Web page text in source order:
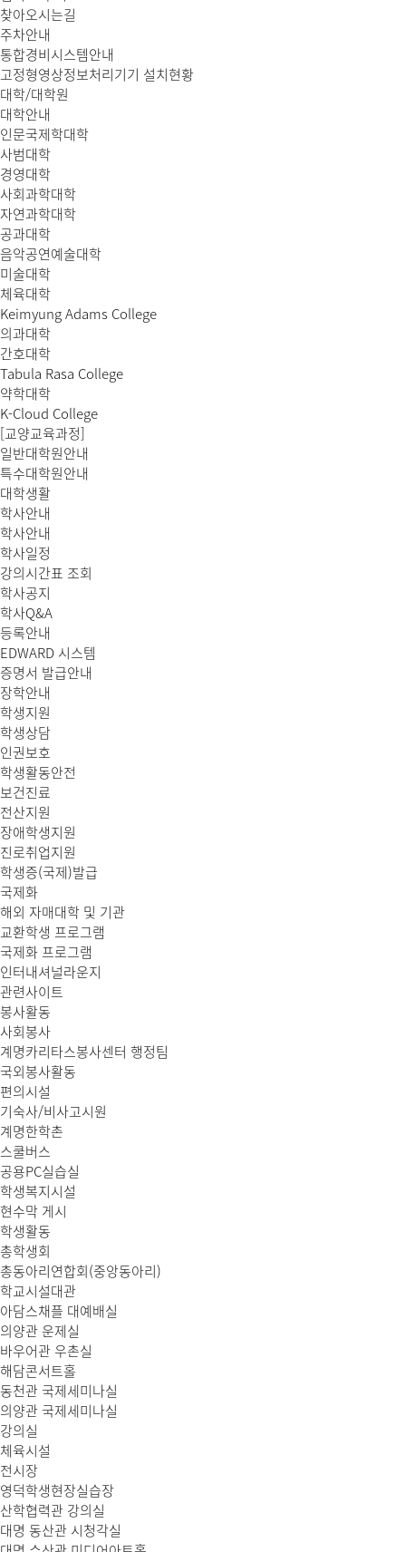
찾아오시는길
주차안내
통합경비시스템안내
고정형영상정보처리기기 설치현황
대학/대학원
대학안내
인문국제학대학
사범대학
경영대학
사회과학대학
자연과학대학
공과대학
음악공연예술대학
미술대학
체육대학
Keimyung Adams College
의과대학
간호대학
Tabula Rasa College
약학대학
K-Cloud College
[교양교육과정]
일반대학원안내
특수대학원안내
대학생활
학사안내
학사안내
학사일정
강의시간표 조회
학사공지
학사Q&A
등록안내
EDWARD 시스템
증명서 발급안내
장학안내
학생지원
학생상담
인권보호
학생활동안전
보건진료
전산지원
장애학생지원
진로취업지원
학생증(국제)발급
국제화
해외 자매대학 및 기관
교환학생 프로그램
국제화 프로그램
인터내셔널라운지
관련사이트
봉사활동
사회봉사
계명카리타스봉사센터 행정팀
국외봉사활동
편의시설
기숙사/비사고시원
계명한학촌
스쿨버스
공용PC실습실
학생복지시설
현수막 게시
학생활동
총학생회
총동아리연합회(중앙동아리)
학교시설대관
아담스채플 대예배실
의양관 운제실
바우어관 우촌실
해담콘서트홀
동천관 국제세미나실
의양관 국제세미나실
강의실
체육시설
전시장
영덕학생현장실습장
산학협력관 강의실
대명 동산관 시청각실